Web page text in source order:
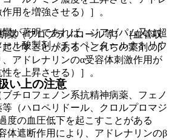
が著明であれば、ジアゼパム又は超
ル酸製剤（チオペンタールナトリウ
い上の注意
用を増強させる）］。
（プロプラノロール等）［血管収
こすことがある（これらの薬剤のβ
アドレナリンのα受容体刺激作用が
を上昇させる）］。
チロフェノン系抗精神病薬、フェノ
（ハロペリドール、クロルプロマジ
度の血圧低下を起こすことがある
体遮断作用により、アドレナリンのβ